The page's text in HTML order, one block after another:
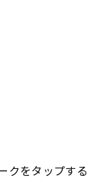
クをタップする